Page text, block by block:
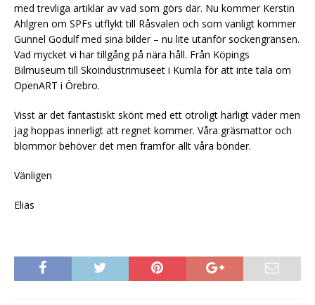
med trevliga artiklar av vad som görs där. Nu kommer Kerstin
Ahlgren om SPFs utflykt till Råsvalen och som vanligt kommer
Gunnel Godulf med sina bilder – nu lite utanför sockengränsen.
Vad mycket vi har tillgång på nära håll. Från Köpings
Bilmuseum till Skoindustrimuseet i Kumla för att inte tala om
OpenART i Örebro.
Visst är det fantastiskt skönt med ett otroligt härligt väder men
jag hoppas innerligt att regnet kommer. Våra gräsmattor och
blommor behöver det men framför allt våra bönder.
Vänligen
Elias